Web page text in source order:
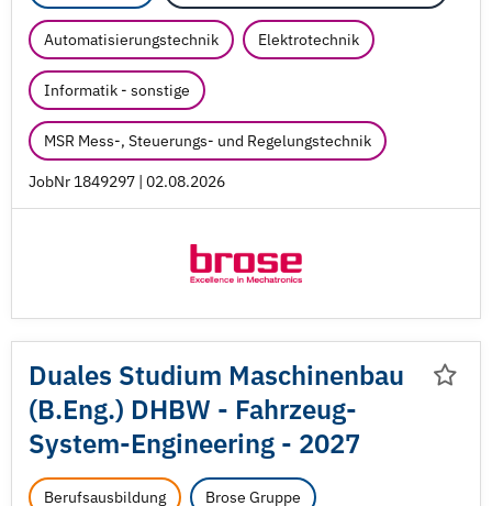
Automatisierungstechnik Elektrotechnik
Informatik - sonstige
MSR Mess-, Steuerungs- und Regelungstechnik
JobNr 1849297 | 02.08.2026
Duales Studium Maschinenbau
(B.Eng.) DHBW - Fahrzeug-
System-Engineering - 2027
Berufsausbildung Brose Gruppe